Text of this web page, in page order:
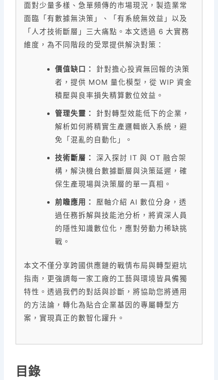
面對少量多樣、急單頻傳的市場現況，製造業常
面臨「有數據無決策」、「有系統無效益」以及
「人才技術斷層」三大痛點。本文透過 6 大實務
維度，為不同階段的受眾提供解決對策：
價值缺口：
針對擔心投資無回報的決策
者，提供 MOM 量化模型，從 WIP 資金
積壓與良率損失精算數位效益。
管理失靈：
針對轉型效能低下的企業，
解析如何將精實生產邏輯嵌入系統，避
免「混亂的自動化」。
技術斷層：
深入探討 IT 與 OT 融合架
構，解決機台數據斷層與決策延遲，確
保生產現場與決策層的單一真相。
前瞻應用：
壓軸介紹 AI 數位分身，透
過任務拆解與技能池分析，將資深人員
的隱性知識數位化，應對勞動力稀缺挑
戰。
本文不僅分享跨國供應鏈的戰情布局與轉型避坑
指南，更強調每一家工廠的工藝與環境皆具備獨
特性。透過我們的對話與診斷，將協助您將通用
的方法論，轉化為貼合企業基因的專屬轉型方
案，實現真正的數智化躍升。
目錄